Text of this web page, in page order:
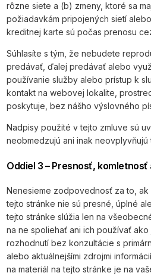
rôzne siete a (b) zmeny, ktoré sa
požiadavkám pripojených sietí
kreditnej karte sú počas prenosu
Súhlasíte s tým, že nebudete
predávať, ďalej predávať alebo
používanie služby alebo prístup k
kontakt na webovej lokalite,
poskytuje, bez nášho výslovného
Nadpisy použité v tejto zmluve sú
neobmedzujú ani inak neovplyvňujú
Oddiel 3 – Presnosť,
Nenesieme zodpovednosť za to, ak
tejto stránke nie sú presné, úplné
tejto stránke slúžia len na
na ne spoliehať ani ich používať
rozhodnutí bez konzultácie s
alebo aktuálnejšími zdrojmi
na materiál na tejto stránke je na